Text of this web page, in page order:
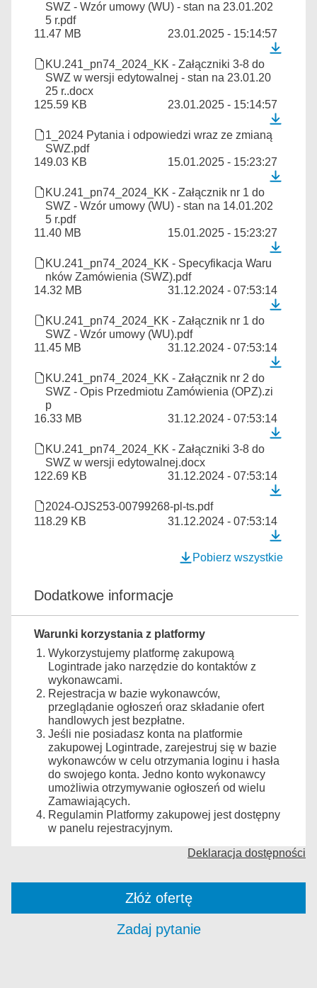
SWZ - Wzór umowy (WU) - stan na 23.01.202
5 r.pdf
11.47 MB
23.01.2025 - 15:14:57
KU.241_pn74_2024_KK - Załączniki 3-8 do
SWZ w wersji edytowalnej - stan na 23.01.20
25 r..docx
125.59 KB
23.01.2025 - 15:14:57
1_2024 Pytania i odpowiedzi wraz ze zmianą
SWZ.pdf
149.03 KB
15.01.2025 - 15:23:27
KU.241_pn74_2024_KK - Załącznik nr 1 do
SWZ - Wzór umowy (WU) - stan na 14.01.202
5 r.pdf
11.40 MB
15.01.2025 - 15:23:27
KU.241_pn74_2024_KK - Specyfikacja Waru
nków Zamówienia (SWZ).pdf
14.32 MB
31.12.2024 - 07:53:14
KU.241_pn74_2024_KK - Załącznik nr 1 do
SWZ - Wzór umowy (WU).pdf
11.45 MB
31.12.2024 - 07:53:14
KU.241_pn74_2024_KK - Załącznik nr 2 do
SWZ - Opis Przedmiotu Zamówienia (OPZ).zi
p
16.33 MB
31.12.2024 - 07:53:14
KU.241_pn74_2024_KK - Załączniki 3-8 do
SWZ w wersji edytowalnej.docx
122.69 KB
31.12.2024 - 07:53:14
2024-OJS253-00799268-pl-ts.pdf
118.29 KB
31.12.2024 - 07:53:14
Pobierz wszystkie
Dodatkowe informacje
Warunki korzystania z platformy
Wykorzystujemy platformę zakupową
Logintrade jako narzędzie do kontaktów z
wykonawcami.
Rejestracja w bazie wykonawców,
przeglądanie ogłoszeń oraz składanie ofert
handlowych jest bezpłatne.
Jeśli nie posiadasz konta na platformie
zakupowej Logintrade, zarejestruj się w bazie
wykonawców w celu otrzymania loginu i hasła
do swojego konta. Jedno konto wykonawcy
umożliwia otrzymywanie ogłoszeń od wielu
Zamawiających.
Regulamin Platformy zakupowej jest dostępny
w panelu rejestracyjnym.
Deklaracja dostępności
Złóż ofertę
Zadaj pytanie